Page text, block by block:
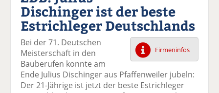
k
el
a
uf
F
ac
e
b
k
el
t
wi
tt
er
n
k
el
a
uf
Li
n
k
e
el
p
er
E
m
ai
l
el
D
ck
e
n
Dischinger ist der beste
Estrichleger Deutschlands
Firmeninfos
Bei der 71. Deutschen
Meisterschaft in den
Bauberufen konnte am
Ende Julius Dischinger aus Pfaffenweiler jubeln:
Der 21-Jährige ist jetzt der beste Estrichleger